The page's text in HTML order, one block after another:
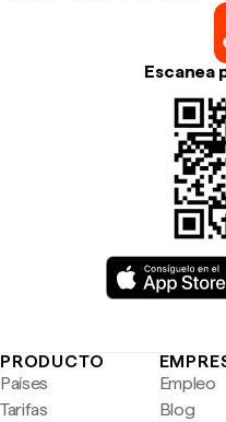
Escanea
PRODUCTO
Países
Tarifas
Empleo
Blog